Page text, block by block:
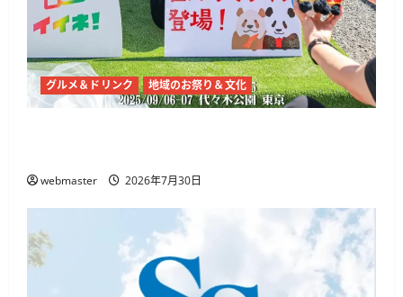
グルメ＆ドリンク 地域のお祭り＆文化
webmaster 2026年7月30日